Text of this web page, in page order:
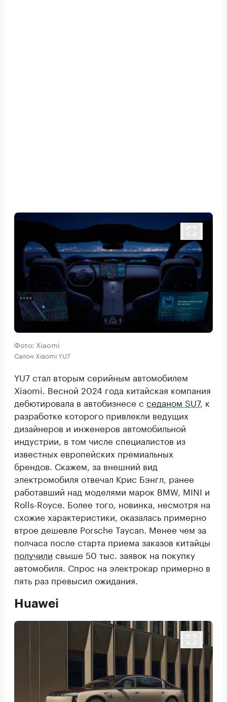
Фото: Xiaomi
Салон Xiaomi YU7
YU7 стал вторым серийным автомобилем
Xiaomi. Весной 2024 года китайская компания
дебютировала в автобизнесе с седаном SU7, к
разработке которого привлекли ведущих
дизайнеров и инженеров автомобильной
индустрии, в том числе специалистов из
известных европейских премиальных
брендов. Скажем, за внешний вид
электромобиля отвечал Крис Бэнгл, ранее
работавший над моделями марок BMW, MINI и
Rolls-Royce. Более того, новинка, несмотря на
схожие характеристики, оказалась примерно
втрое дешевле Porsche Taycan. Менее чем за
полчаса после старта приема заказов китайцы
получили свыше 50 тыс. заявок на покупку
автомобиля. Спрос на электрокар примерно в
пять раз превысил ожидания.
Huawei